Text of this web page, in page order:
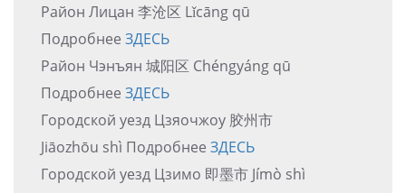
Район Лицан 李沧区 Lǐcāng qū
Подробнее ЗДЕСЬ
Район Чэнъян 城阳区 Chéngyáng qū
Подробнее ЗДЕСЬ
Городской уезд Цзяочжоу 胶州市
Jiāozhōu shì Подробнее ЗДЕСЬ
Городской уезд Цзимо 即墨市 Jímò shì